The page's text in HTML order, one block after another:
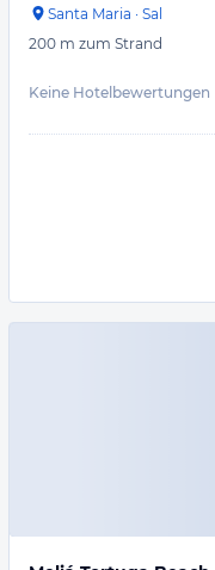
Santa Maria · Sal
200 m zum Strand
Keine Hotelbewertungen